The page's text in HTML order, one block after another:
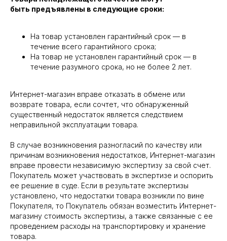
быть предъявлены в следующие сроки:
На товар установлен гарантийный срок — в
течение всего гарантийного срока;
На товар не установлен гарантийный срок — в
течение разумного срока, но не более 2 лет.
Интернет-магазин вправе отказать в обмене или
возврате товара, если сочтет, что обнаруженный
существенный недостаток является следствием
неправильной эксплуатации товара.
В случае возникновения разногласий по качеству или
причинам возникновения недостатков, Интернет-магазин
вправе провести независимую экспертизу за свой счет.
Покупатель может участвовать в экспертизе и оспорить
ее решение в суде. Если в результате экспертизы
установлено, что недостатки товара возникли по вине
Покупателя, то Покупатель обязан возместить Интернет-
магазину стоимость экспертизы, а также связанные с ее
проведением расходы на транспортировку и хранение
товара.